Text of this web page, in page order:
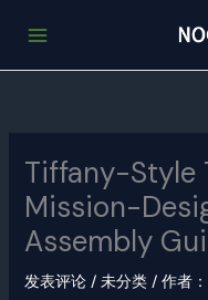
Tiffany-Style
Mission-
Assembly
发表评论 / 未分类/ 作者：